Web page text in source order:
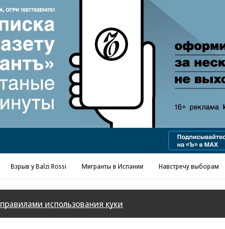
Реклама в «Ъ» www.kommersant.ru/ad
Взрыв у Balzi Rossi Мигранты в Испании Навстречу выборам
правилами использования куки